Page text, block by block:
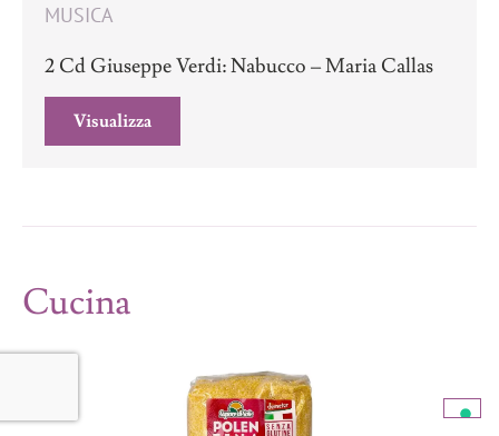
MUSICA
2 Cd Giuseppe Verdi: Nabucco – Maria Callas
Visualizza
Cucina